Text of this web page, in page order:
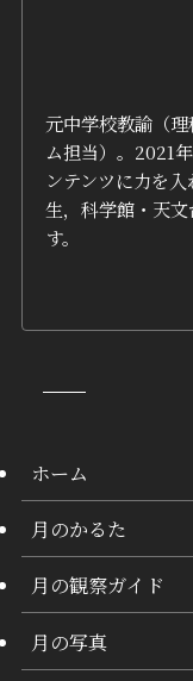
元中学校教諭（
ム担当）。2021
ンテンツに力を
生，科学館・天
す。
ホーム
月のかるた
月の観察ガイド
月の写真